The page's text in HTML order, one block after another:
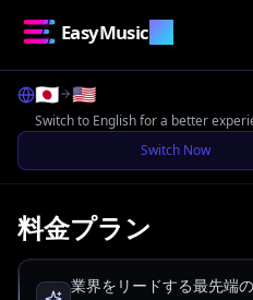
EasyMusic.AI
🇯🇵 🇺🇸
Switch to English for a better
Switch Now
料金プラン
業界をリードする最先端